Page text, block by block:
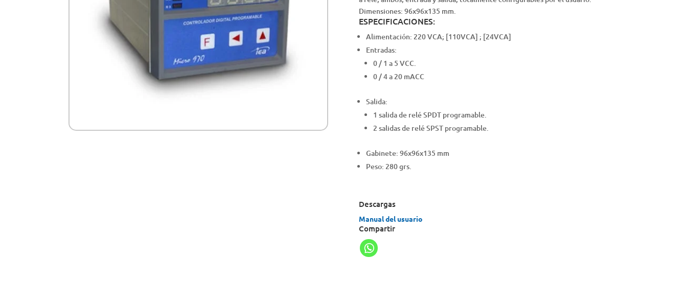
Dimensiones: 96x96x135 mm.
ESPECIFICACIONES:
Alimentación: 220 VCA; [110VCA] ; [24VCA]
Entradas:
0 / 1 a 5 VCC.
0 / 4 a 20 mACC
Salida:
1 salida de relé SPDT programable.
2 salidas de relé SPST programable.
Gabinete: 96x96x135 mm
Peso: 280 grs.
Descargas
Manual del usuario
Compartir